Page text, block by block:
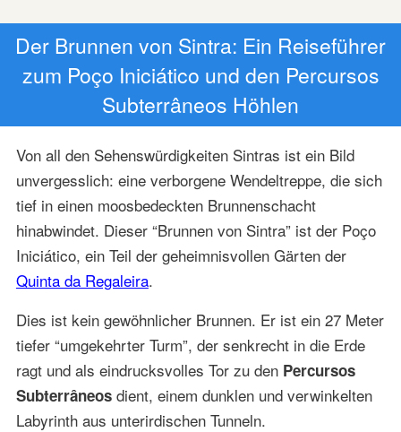
Der Brunnen von Sintra: Ein Reiseführer
zum Poço Iniciático und den Percursos
Subterrâneos Höhlen
Von all den Sehenswürdigkeiten Sintras ist ein Bild
unvergesslich: eine verborgene Wendeltreppe, die sich
tief in einen moosbedeckten Brunnenschacht
hinabwindet. Dieser “Brunnen von Sintra” ist der Poço
Iniciático, ein Teil der geheimnisvollen Gärten der
Quinta da Regaleira.
Dies ist kein gewöhnlicher Brunnen. Er ist ein 27 Meter
tiefer “umgekehrter Turm”, der senkrecht in die Erde
ragt und als eindrucksvolles Tor zu den Percursos
Subterrâneosdient, einem dunklen und verwinkelten
Labyrinth aus unterirdischen Tunneln.